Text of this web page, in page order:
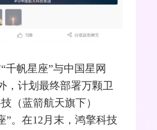
千帆星座”与中国星网
，计划最终部署万颗卫
（蓝箭航天旗下）
”。在12月末，鸿擎科技